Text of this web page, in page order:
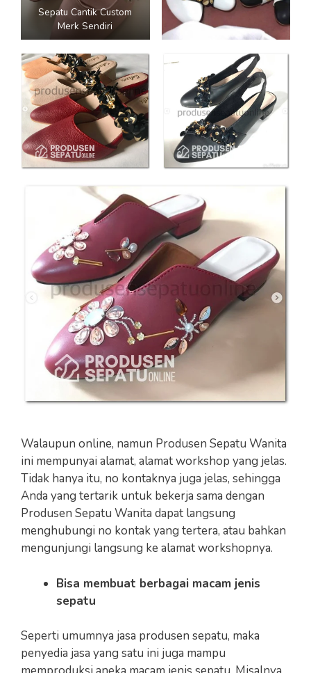
Sepatu Cantik Custom
Merk Sendiri
Walaupun online, namun Produsen Sepatu Wanita
ini mempunyai alamat, alamat workshop yang jelas.
Tidak hanya itu, no kontaknya juga jelas, sehingga
Anda yang tertarik untuk bekerja sama dengan
Produsen Sepatu Wanita dapat langsung
menghubungi no kontak yang tertera, atau bahkan
mengunjungi langsung ke alamat workshopnya.
Bisa membuat berbagai macam jenis
sepatu
Seperti umumnya jasa produsen sepatu, maka
penyedia jasa yang satu ini juga mampu